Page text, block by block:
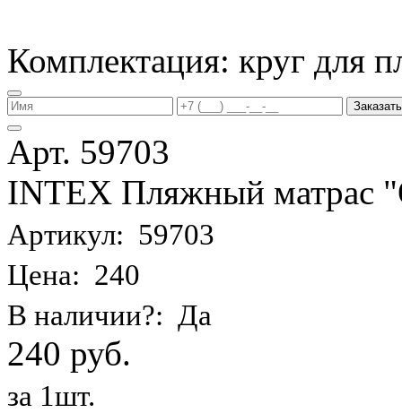
Комплектация: круг для
Заказать
Арт. 59703
INTEX Пляжный
Артикул: 59703
Цена: 240
В наличии?: Да
240 руб.
за 1шт.